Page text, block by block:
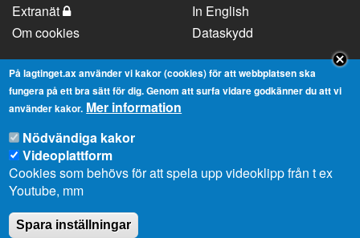
Extranät
In English
Om cookies
Dataskydd
Kontaktuppgifter
Strandgatan 37, AX-22100 Mariehamn
Telefonnummer:
+358 18 25000
E-
post:
info@lagtinget.ax
Fler:
På lagtinget.ax använder vi kakor (cookies) för att webbplatsen ska
fungera på ett bra sätt för dig. Genom att surfa vidare godkänner du att vi
använder kakor. Mer information
Nödvändiga kakor
Videoplattform
Cookies som behövs för att spela upp videoklipp från t ex
Youtube, mm
Spara inställningar